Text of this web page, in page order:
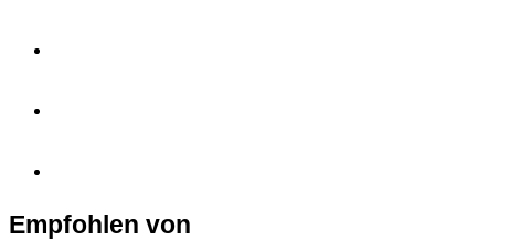
Empfohlen von